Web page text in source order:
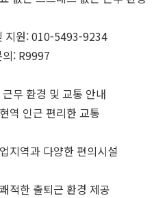
지원: 010-5493-9234
: R9997
무 환경 및 교통 안내
역 인근 편리한 교통
지역과 다양한 편의시설
적한 출퇴근 환경 제공